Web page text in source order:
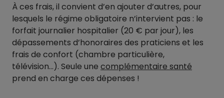
À ces frais, il convient d’en ajouter d’autres, pour
lesquels le régime obligatoire n’intervient pas : le
forfait journalier hospitalier (20 € par jour), les
dépassements d’honoraires des praticiens et les
frais de confort (chambre particulière,
télévision…). Seule une complémentaire santé
prend en charge ces dépenses !